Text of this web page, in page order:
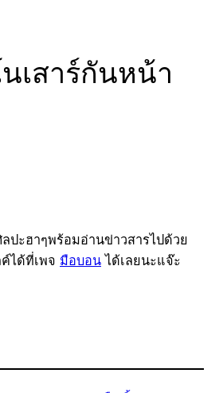
เสาร์กันหน้า
ปะฮาๆพร้อมอ่านข่าวสารไปด้วย
ได้ที่เพจ มือบอน ได้เลยนะแจ๊ะ